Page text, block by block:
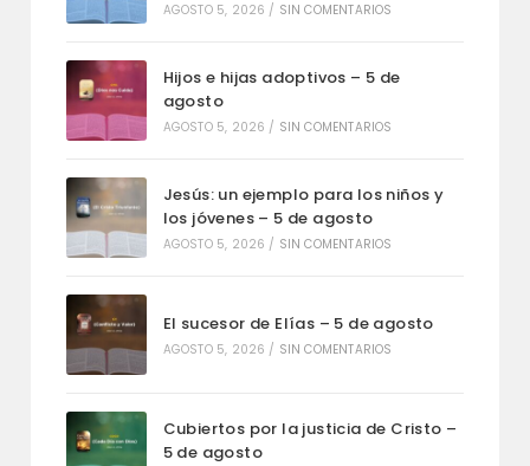
AGOSTO 5, 2026 / SIN COMENTARIOS
Hijos e hijas adoptivos – 5 de
agosto
AGOSTO 5, 2026 / SIN COMENTARIOS
Jesús: un ejemplo para los niños y
los jóvenes – 5 de agosto
AGOSTO 5, 2026 / SIN COMENTARIOS
El sucesor de Elías – 5 de agosto
AGOSTO 5, 2026 / SIN COMENTARIOS
Cubiertos por la justicia de Cristo –
5 de agosto